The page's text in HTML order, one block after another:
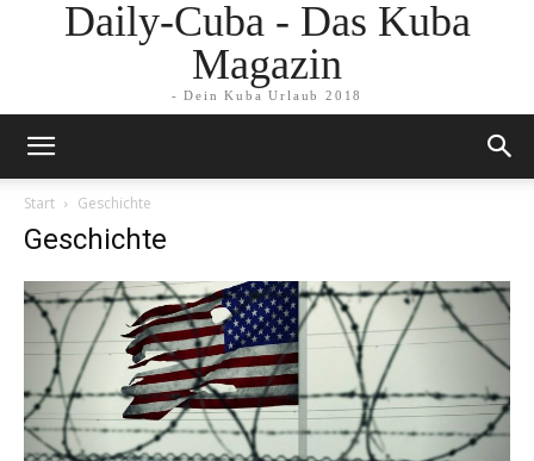
Daily-Cuba - Das Kuba
Magazin
- Dein Kuba Urlaub 2018
Start Geschichte
Geschichte